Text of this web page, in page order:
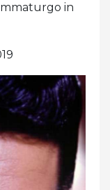
in